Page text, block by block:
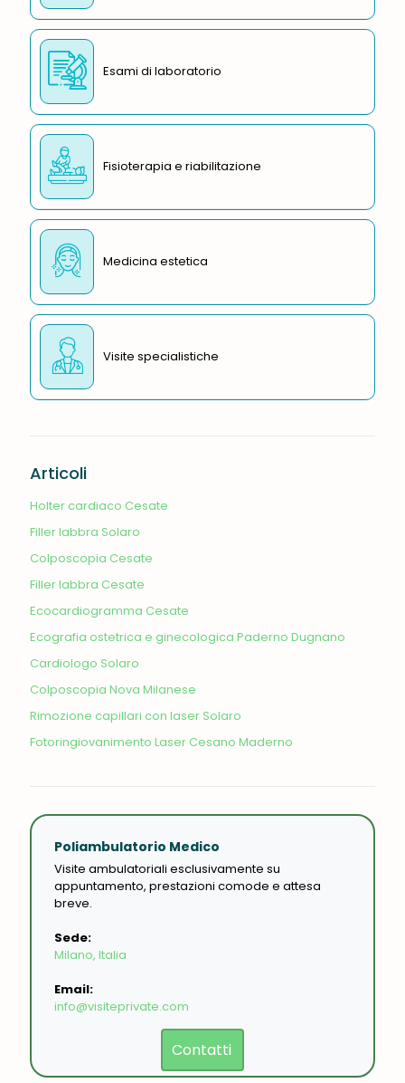
Esami di laboratorio
Fisioterapia e riabilitazione
Medicina estetica
Visite specialistiche
Articoli
Holter cardiaco Cesate
Filler labbra Solaro
Colposcopia Cesate
Filler labbra Cesate
Ecocardiogramma Cesate
Ecografia ostetrica e ginecologica Paderno Dugnano
Cardiologo Solaro
Colposcopia Nova Milanese
Rimozione capillari con laser Solaro
Fotoringiovanimento Laser Cesano Maderno
Poliambulatorio Medico
Visite ambulatoriali esclusivamente su
appuntamento, prestazioni comode e attesa
breve.
Sede:
Milano, Italia
Email:
info@visiteprivate.com
Contatti